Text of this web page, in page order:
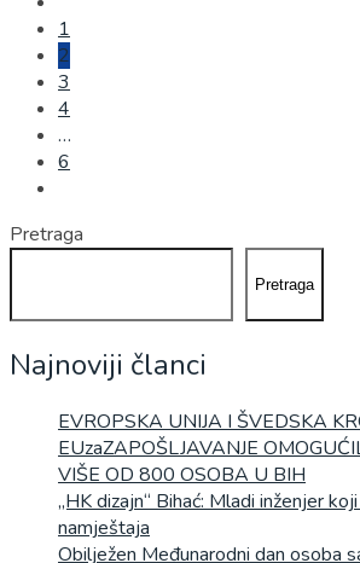
1
2
3
4
…
6
Pretraga
Pretraga
Najnoviji članci
EVROPSKA UNIJA I ŠVEDSKA
EUzaZAPOŠLJAVANJE
VIŠE OD 800 OSOBA U BIH
„HK dizajn“ Bihać: Mladi inženjer
namještaja
Obilježen Međunarodni dan osoba